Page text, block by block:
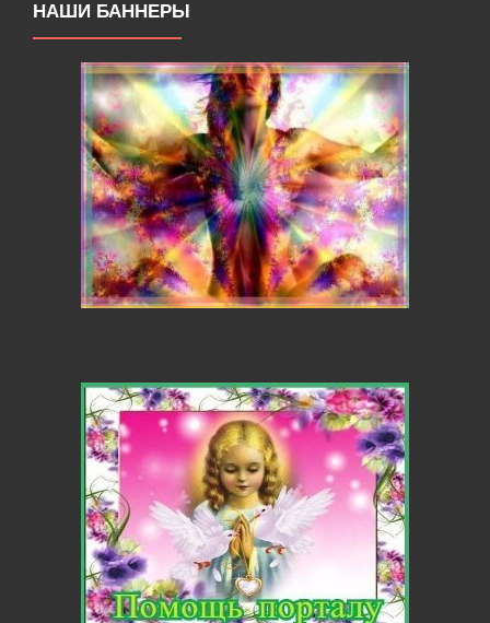
НАШИ БАННЕРЫ